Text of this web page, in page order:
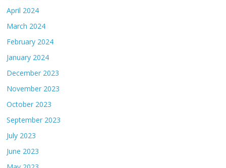
April 2024
March 2024
February 2024
January 2024
December 2023
November 2023
October 2023
September 2023
July 2023
June 2023